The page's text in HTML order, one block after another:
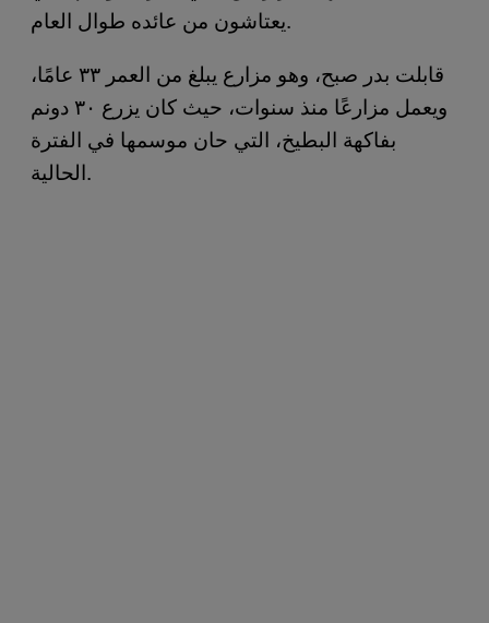
يعتاشون من عائده طوال العام.
قابلت بدر صبح، وهو مزارع يبلغ من العمر ٣٣ عامًا،
ويعمل مزارعًا منذ سنوات، حيث كان يزرع ٣٠ دونم
بفاكهة البطيخ، التي حان موسمها في الفترة
الحالية.